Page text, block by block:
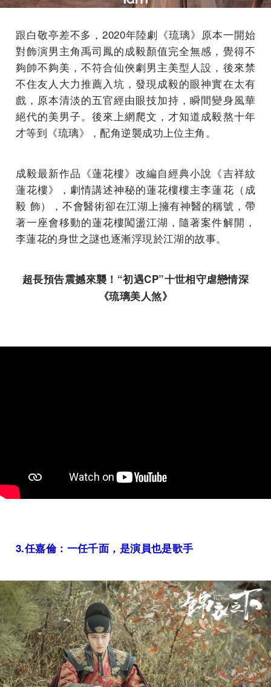
跟白敬亭差不多，2020年陸劇《琉璃》原本一開始
對飾演男主角禹司鳳的成毅顏值完全無感，覺得不
夠帥不夠美，不符合仙俠劇男主美型人設，後來禁
不住友人大力推薦入坑，發現成毅的眼神實在太有
戲，原本清淡的五官經由眼技加持，瞬間變身風華
絕代的美男子。後來上網爬文，才知道成毅熬十年
才等到《琉璃》，配角逆襲成功上位主角。
成毅最新作品《蓮花樓》改編自經典小說《吉祥紋
蓮花樓》，劇情講述神秘的蓮花樓樓主李蓮花（成
毅 飾），不會醫術卻在江湖上擁有神醫的稱號，帶
著一座會移動的蓮花樓闖盪江湖，隨著案件解開，
李蓮花的身世之謎也逐漸浮現於江湖的故事。
超長預告震撼來襲！“初遇CP”十世相守虐戀情深
《琉璃美人煞》
3.任嘉倫：一任千面，是演員也是歌手